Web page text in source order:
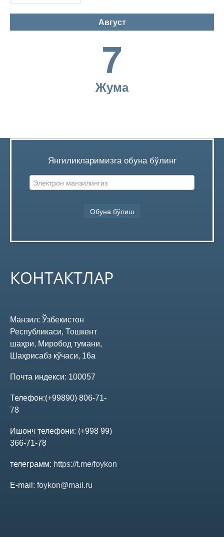
Корпоратив бошқарув кодекси
Лицензия ва сертификатлар
Кўрсатиладиган хизматлар
Ҳисоботлар
Қимматли қоғозлар эмиссия рисоласи
Акциялорларнинг умумий йиғилиши
Йиғилиш ўтказиш ҳақида хабар
Ҳисобланган ва тўлаб берилган
Молиявий ҳисоботлар
Август
7
Жума
Янгиликларимизга обуна бўлинг
КОНТАКТЛАР
Манзил: Ўзбекистон
Республикаси, Тошкент
шаҳри, Миробод тумани,
Шаҳрисабз кўчаси, 16а
Почта индекси: 100057
Телефон:(+99890) 806-71-
78
Ишонч телефони: (+998 99)
366-71-78
телеграмм: https://t.me/foykon
E-mail: foykon@mail.ru